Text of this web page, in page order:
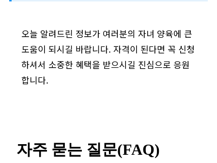
오늘 알려드린 정보가 여러분의 자녀 양육에 큰
도움이 되시길 바랍니다. 자격이 된다면 꼭 신청
하셔서 소중한 혜택을 받으시길 진심으로 응원
합니다.
자주 묻는 질문(FAQ)